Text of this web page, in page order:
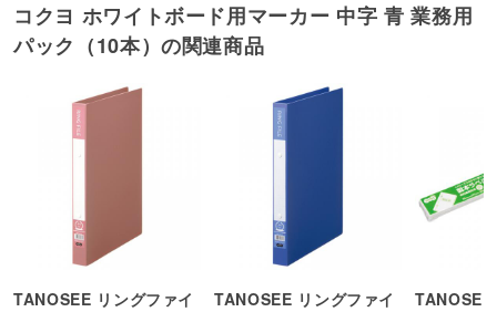
コクヨ ホワイトボード用マーカー 中字 青 業務用
パック（10本）の関連商品
TANOSEE リングファイ
TANOSEE リングファイ